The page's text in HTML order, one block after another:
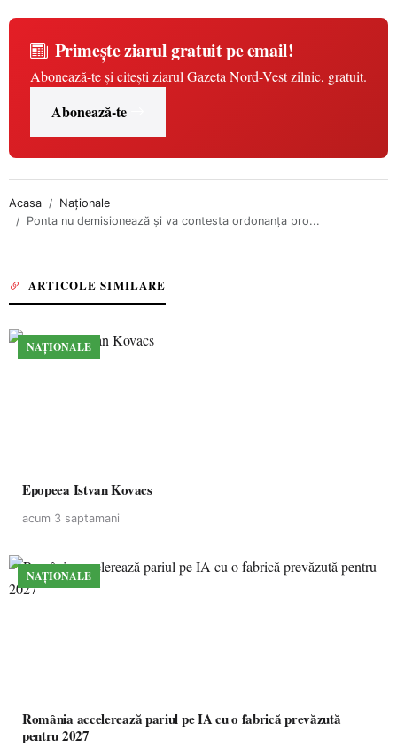
Primește ziarul gratuit pe email!
Abonează-te și citești ziarul Gazeta Nord-Vest zilnic, gratuit.
Abonează-te
Acasa
Naționale
Ponta nu demisionează şi va contesta ordonanţa pro...
ARTICOLE SIMILARE
NAȚIONALE
Epopeea Istvan Kovacs
acum 3 saptamani
NAȚIONALE
România accelerează pariul pe IA cu o fabrică prevăzută
pentru 2027